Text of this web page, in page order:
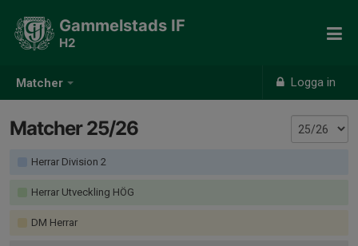
Matcher Logga in
Gammelstads IF
H2
Matcher 25/26
Herrar Division 2
Herrar Utveckling HÖG
DM Herrar